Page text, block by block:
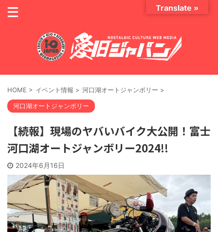
HOME > イベント情報 > 河口湖オートジャンボリー >
河口湖オートジャンボリー
【続報】現場のヤバいバイク大公開！富士
河口湖オートジャンボリー2024!!
2024年6月16日
Translate »